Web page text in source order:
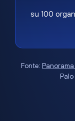
su 100
Fonte: